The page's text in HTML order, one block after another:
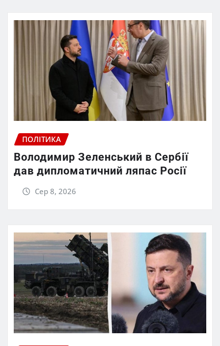
ПОЛІТИКА
Володимир Зеленський в Сербії
дав дипломатичний ляпас Росії
Сер 8, 2026